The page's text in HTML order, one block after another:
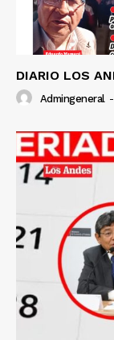
DIARIO LOS
Admingeneral -